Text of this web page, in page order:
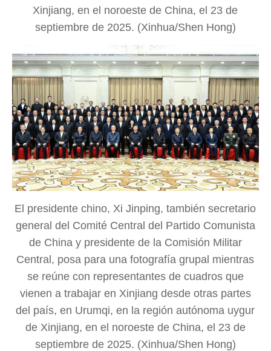
Xinjiang, en el noroeste de China, el 23 de
septiembre de 2025. (Xinhua/Shen Hong)
El presidente chino, Xi Jinping, también secretario
general del Comité Central del Partido Comunista
de China y presidente de la Comisión Militar
Central, posa para una fotografía grupal mientras
se reúne con representantes de cuadros que
vienen a trabajar en Xinjiang desde otras partes
del país, en Urumqi, en la región autónoma uygur
de Xinjiang, en el noroeste de China, el 23 de
septiembre de 2025. (Xinhua/Shen Hong)